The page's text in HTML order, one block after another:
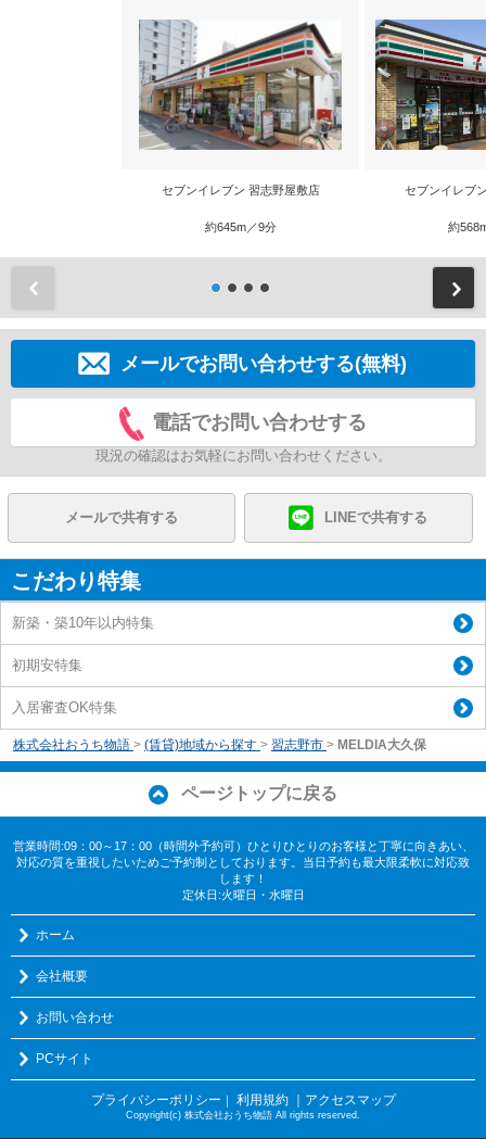
セブンイレブン 習志野屋敷店
約645m／9分
セブンイレブ
約
メールでお問い合わせする(無料)
電話でお問い合わせする
現況の確認はお気軽にお問い合わせください。
メールで共有する LINEで共有する
こだわり特集
新築・築10年以内特集
初期安特集
入居審査OK特集
株式会社おうち物語 > (賃貸)地域から探す > 習志野市 > MELDIA大久保
ページトップに戻る
営業時間:09：00～17：00（時間外予約可）ひとりひとりのお客様と丁寧に向きあい、
対応の質を重視したいためご予約制としております。当日予約も最大限柔軟に対応致
します！
定休日:火曜日・水曜日
ホーム
会社概要
お問い合わせ
PCサイト
プライバシーポリシー 利用規約 ｜アクセスマップ
Copyright(c) 株式会社おうち物語 All rights reserved.